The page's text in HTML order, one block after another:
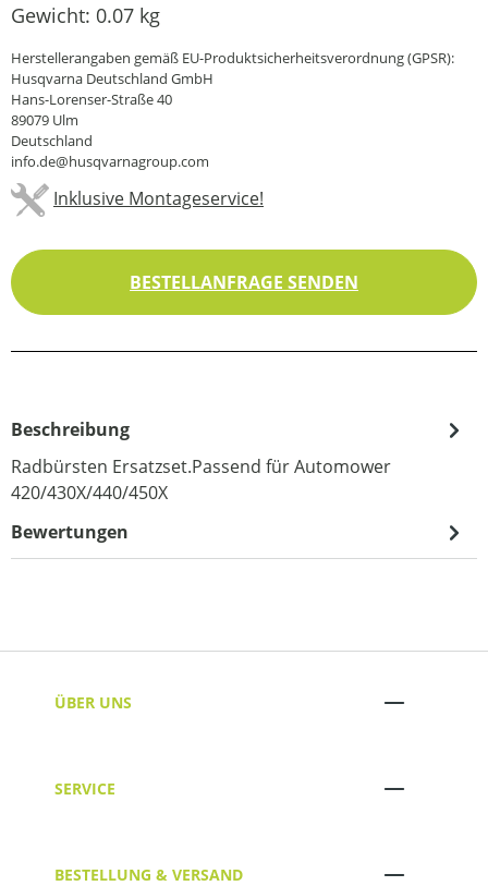
Gewicht: 0.07 kg
Herstellerangaben gemäß EU-Produktsicherheitsverordnung (GPSR):
Husqvarna Deutschland GmbH
Hans-Lorenser-Straße 40
89079 Ulm
Deutschland
info.de@husqvarnagroup.com
Inklusive Montageservice!
BESTELLANFRAGE SENDEN
Beschreibung
Radbürsten Ersatzset.Passend für Automower
420/430X/440/450X
Bewertungen
ÜBER UNS
SERVICE
BESTELLUNG & VERSAND